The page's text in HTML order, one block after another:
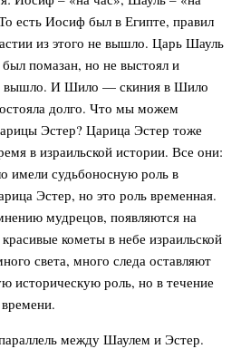
есть Иосиф был в Египте, правил
из этого не вышло. Царь Шауль
помазан, но не выстоял и
вышло. И Шило — скиния в Шило
долго. Что мы можем
Эстер? Царица Эстер тоже
в израильской истории. Все они:
судьбоносную роль в
Эстер, но это роль временная.
мудрецов, появляются на
кометы в небе израильской
света, много следа оставляют
историческую роль, но в течение
между Шаулем и Эстер.